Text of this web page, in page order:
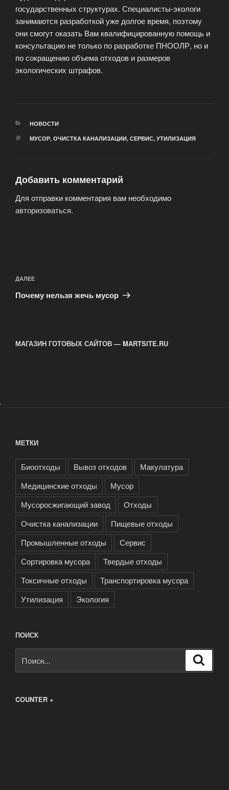
государственных структурах. Специалисты-экологи
занимаются разработкой уже долгое время, поэтому
они смогут оказать Вам квалифицированную помощь и
консультацию не только по разработке ПНООЛР, но и
по сокращению объема отходов и размеров
экологических штрафов.
РУБРИКИ
НОВОСТИ
МЕТКИ
МУСОР, ОЧИСТКА КАНАЛИЗАЦИИ, СЕРВИС, УТИЛИЗАЦИЯ
Добавить комментарий
Для отправки комментария вам необходимо
авторизоваться.
по
записям
Следующая
запись
ДАЛЕЕ
Почему нельзя жечь мусор
МАГАЗИН ГОТОВЫХ САЙТОВ — MARTSITE.RU
.
МЕТКИ
Биоотходы Вывоз отходов
Макулатура
Медицинские отходы
Мусор
Мусоросжигающий завод
Отходы
Очистка канализации
Пищевые отходы
Промышленные отходы
Сервис
Сортировка мусора
Твердые отходы
Токсичные отходы
Транспортировка мусора
Утилизация
Экология
ПОИСК
COUNTER +